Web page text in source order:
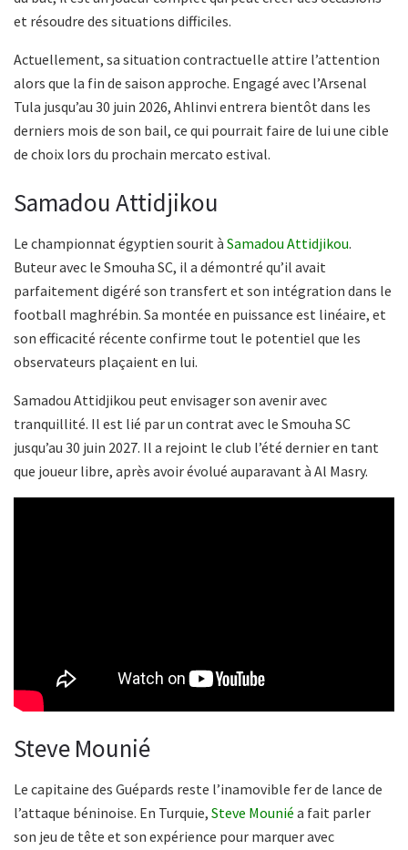
et résoudre des situations difficiles.
Actuellement, sa situation contractuelle attire l’attention
alors que la fin de saison approche. Engagé avec l’Arsenal
Tula jusqu’au 30 juin 2026, Ahlinvi entrera bientôt dans les
derniers mois de son bail, ce qui pourrait faire de lui une cible
de choix lors du prochain mercato estival.
Samadou Attidjikou
Le championnat égyptien sourit à Samadou Attidjikou.
Buteur avec le Smouha SC, il a démontré qu’il avait
parfaitement digéré son transfert et son intégration dans le
football maghrébin. Sa montée en puissance est linéaire, et
son efficacité récente confirme tout le potentiel que les
observateurs plaçaient en lui.
Samadou Attidjikou peut envisager son avenir avec
tranquillité. Il est lié par un contrat avec le Smouha SC
jusqu’au 30 juin 2027. Il a rejoint le club l’été dernier en tant
que joueur libre, après avoir évolué auparavant à Al Masry.
Steve Mounié
Le capitaine des Guépards reste l’inamovible fer de lance de
l’attaque béninoise. En Turquie, Steve Mounié a fait parler
son jeu de tête et son expérience pour marquer avec